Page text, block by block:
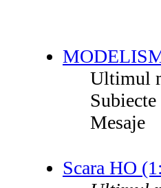
Ultimul
Subiecte
Mesaje
Scara HO